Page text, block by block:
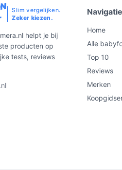
Slim vergelijken.
Zeker kiezen.
helpt je bij
producten op
tests, reviews
Navigatie
Home
Alle
Top 10
Reviews
Merken